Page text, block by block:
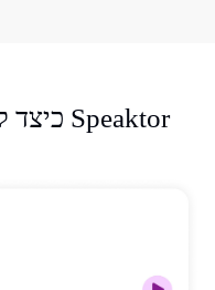
כיצד ליצור קריינות באמצעות Speaktor